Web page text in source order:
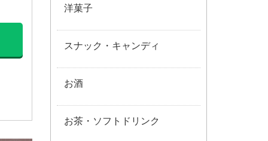
洋菓子
スナック・キャンディ
お酒
お茶・ソフトドリンク